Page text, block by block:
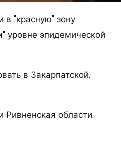
в "красную" зону
уровне эпидемической
в Закарпатской,
области.